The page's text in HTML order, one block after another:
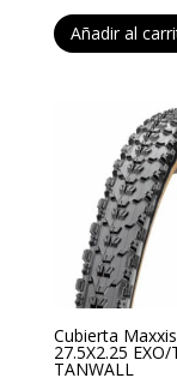
Añadir al
Cubierta
27.5X2.25 EXO/
TANWALL